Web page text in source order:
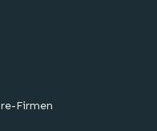
Firmen